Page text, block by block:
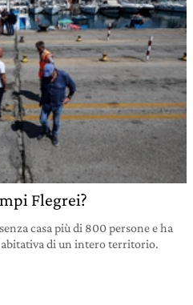
Flegrei?
casa più di 800 persone e ha
di un intero territorio.